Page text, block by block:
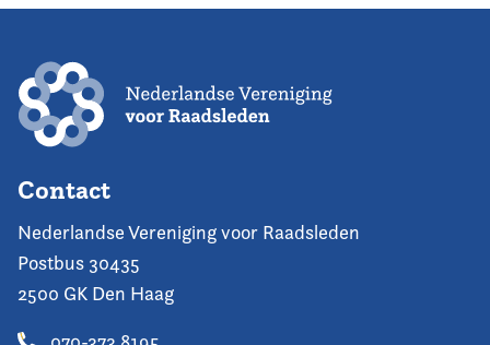
Contact
Nederlandse Vereniging voor Raadsleden
Postbus 30435
2500 GK Den Haag